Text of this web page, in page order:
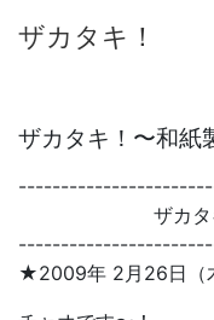
ザカタキ！
ザカタキ！〜和紙
ザカタキ
★2009年 2月26日（